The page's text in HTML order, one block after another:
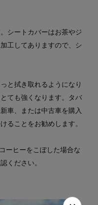
シートカバーはお茶やジ
工してありますので、シ
と拭き取れるようになり
ても強くなります。タバ
車、または中古車を購入
ることをお勧めします。
ーヒーをこぼした場合な
ください。